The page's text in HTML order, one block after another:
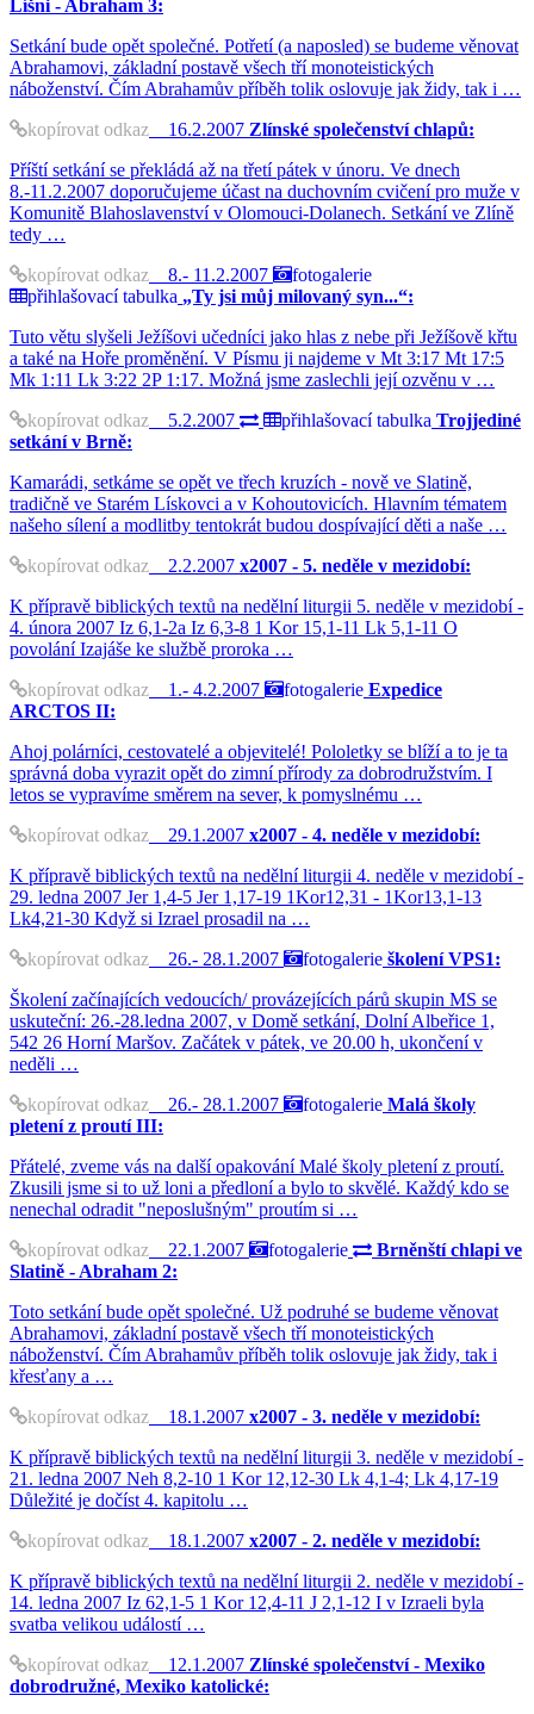
Líšni - Abraham 3:
Setkání bude opět společné. Potřetí (a naposled) se budeme věnovat
Abrahamovi, základní postavě všech tří monoteistických
náboženství. Čím Abrahamův příběh tolik oslovuje jak židy, tak i …
kopírovat odkaz 16.2.2007 Zlínské společenství chlapů:
Příští setkání se překládá až na třetí pátek v únoru. Ve dnech
8.-11.2.2007 doporučujeme účast na duchovním cvičení pro muže v
Komunitě Blahoslavenství v Olomouci-Dolanech. Setkání ve Zlíně
tedy …
kopírovat odkaz 8.- 11.2.2007
fotogalerie
přihlašovací tabulka „Ty jsi můj milovaný syn...“:
Tuto větu slyšeli Ježíšovi učedníci jako hlas z nebe při Ježíšově křtu
a také na Hoře proměnění. V Písmu ji najdeme v Mt 3:17 Mt 17:5
Mk 1:11 Lk 3:22 2P 1:17. Možná jsme zaslechli její ozvěnu v …
kopírovat odkaz 5.2.2007 přihlašovací tabulka Trojjediné
setkání v Brně:
Kamarádi, setkáme se opět ve třech kruzích - nově ve Slatině,
tradičně ve Starém Lískovci a v Kohoutovicích. Hlavním tématem
našeho sílení a modlitby tentokrát budou dospívající děti a naše …
kopírovat odkaz 2.2.2007 x2007 - 5. neděle v mezidobí:
K přípravě biblických textů na nedělní liturgii 5. neděle v mezidobí -
4. února 2007 Iz 6,1-2a Iz 6,3-8 1 Kor 15,1-11 Lk 5,1-11 O
povolání Izajáše ke službě proroka …
kopírovat odkaz 1.- 4.2.2007 fotogalerie Expedice
ARCTOS II:
Ahoj polárníci, cestovatelé a objevitelé! Pololetky se blíží a to je ta
správná doba vyrazit opět do zimní přírody za dobrodružstvím. I
letos se vypravíme směrem na sever, k pomyslnému …
kopírovat odkaz 29.1.2007 x2007 - 4. neděle v mezidobí:
K přípravě biblických textů na nedělní liturgii 4. neděle v mezidobí -
29. ledna 2007 Jer 1,4-5 Jer 1,17-19 1Kor12,31 - 1Kor13,1-13
Lk4,21-30 Když si Izrael prosadil na …
kopírovat odkaz 26.- 28.1.2007 fotogalerie školení VPS1:
Školení začínajících vedoucích/ provázejících párů skupin MS se
uskuteční: 26.-28.ledna 2007, v Domě setkání, Dolní Albeřice 1,
542 26 Horní Maršov. Začátek v pátek, ve 20.00 h, ukončení v
neděli …
kopírovat odkaz 26.- 28.1.2007 fotogalerie Malá školy
pletení z proutí III:
Přátelé, zveme vás na další opakování Malé školy pletení z proutí.
Zkusili jsme si to už loni a předloní a bylo to skvělé. Každý kdo se
nenechal odradit "neposlušným" proutím si …
kopírovat odkaz 22.1.2007 fotogalerie
Brněnští chlapi ve
Slatině - Abraham 2:
Toto setkání bude opět společné. Už podruhé se budeme věnovat
Abrahamovi, základní postavě všech tří monoteistických
náboženství. Čím Abrahamův příběh tolik oslovuje jak židy, tak i
křesťany a …
kopírovat odkaz 18.1.2007 x2007 - 3. neděle v mezidobí:
K přípravě biblických textů na nedělní liturgii 3. neděle v mezidobí -
21. ledna 2007 Neh 8,2-10 1 Kor 12,12-30 Lk 4,1-4; Lk 4,17-19
Důležité je dočíst 4. kapitolu …
kopírovat odkaz 18.1.2007 x2007 - 2. neděle v mezidobí:
K přípravě biblických textů na nedělní liturgii 2. neděle v mezidobí -
14. ledna 2007 Iz 62,1-5 1 Kor 12,4-11 J 2,1-12 I v Izraeli byla
svatba velikou událostí …
kopírovat odkaz 12.1.2007 Zlínské společenství - Mexiko
dobrodružné, Mexiko katolické: